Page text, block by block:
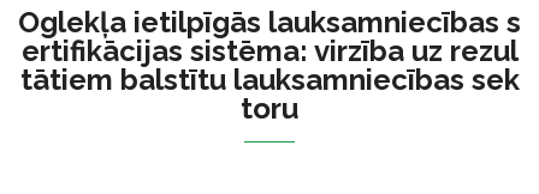
Oglekļa ietilpīgās lauksamniecības s
ertifikācijas sistēma: virzība uz rezul
tātiem balstītu lauksamniecības sek
toru